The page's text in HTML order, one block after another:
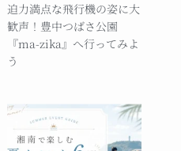
迫力満点な飛行機の姿に大
歓声！豊中つばさ公園
『ma-zika』へ行ってみよ
う